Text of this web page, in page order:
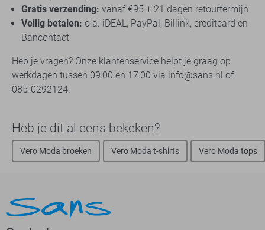
Gratis verzending: vanaf €95 + 21 dagen retourtermijn
Veilig betalen: o.a. iDEAL, PayPal, Billink, creditcard en
Bancontact
Heb je vragen? Onze klantenservice helpt je graag op
werkdagen tussen 09:00 en 17:00 via info@sans.nl of
085-0292124.
Heb je dit al eens bekeken?
Vero Moda broeken Vero Moda t-shirts Vero Moda tops